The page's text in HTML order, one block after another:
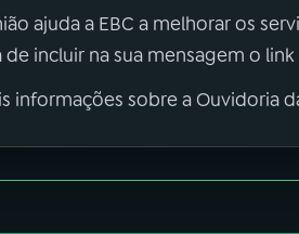
ajuda a EBC a melhorar os
de incluir na sua mensagem o
informações sobre a Ouvidoria